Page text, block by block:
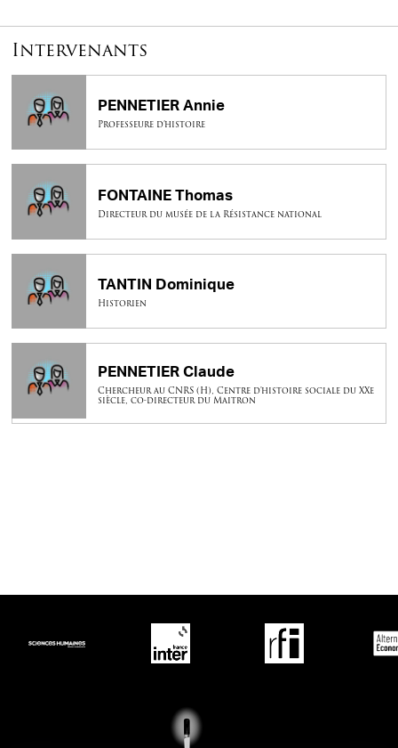
Intervenants
PENNETIER Annie
Professeure d’histoire
FONTAINE Thomas
Directeur du musée de la Résistance national
TANTIN Dominique
Historien
PENNETIER Claude
Chercheur au CNRS (H), Centre d'histoire sociale du XXe
siècle, co-directeur du Maitron